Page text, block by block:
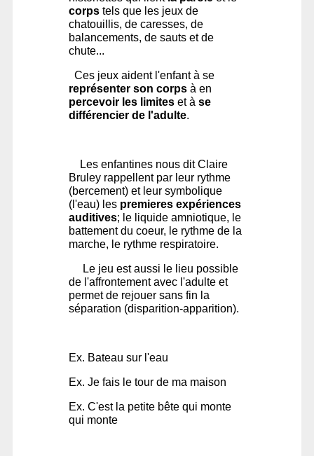
corpstels que les jeux de
chatouillis, de caresses, de
balancements, de sauts et de
chute...
Ces jeux aident l'enfant à se
représenter son corpsà en
percevoir les limiteset à se
différencier de l'adulte.
Les enfantines nous dit Claire
Bruley rappellent par leur rythme
(bercement) et leur symbolique
(l'eau) les premieres expériences
auditives; le liquide amniotique, le
battement du coeur, le rythme de la
marche, le rythme respiratoire.
Le jeu est aussi le lieu possible
de l'affrontement avec l'adulte et
permet de rejouer sans fin la
séparation (disparition-apparition).
Ex. Bateau sur l'eau
Ex. Je fais le tour de ma maison
Ex. C'est la petite bête qui monte
qui monte